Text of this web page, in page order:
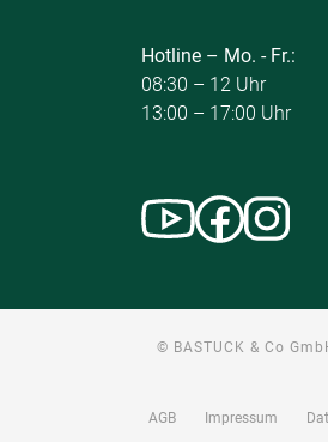
Hotline – Mo. - Fr.:
08:30 – 12 Uhr
13:00 – 17:00 Uhr
© BASTUCK & Co
AGB Impressum